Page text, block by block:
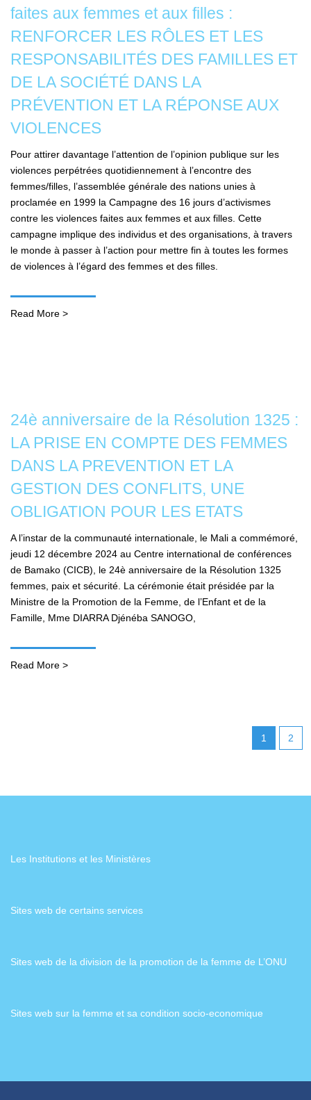
faites aux femmes et aux filles :
RENFORCER LES RÔLES ET LES
RESPONSABILITÉS DES FAMILLES ET
DE LA SOCIÉTÉ DANS LA
PRÉVENTION ET LA RÉPONSE AUX
VIOLENCES
Pour attirer davantage l’attention de l’opinion publique sur les
violences perpétrées quotidiennement à l’encontre des
femmes/filles, l’assemblée générale des nations unies à
proclamée en 1999 la Campagne des 16 jours d’activismes
contre les violences faites aux femmes et aux filles. Cette
campagne implique des individus et des organisations, à travers
le monde à passer à l’action pour mettre fin à toutes les formes
de violences à l’égard des femmes et des filles.
Read More >
24è anniversaire de la Résolution 1325 :
LA PRISE EN COMPTE DES FEMMES
DANS LA PREVENTION ET LA
GESTION DES CONFLITS, UNE
OBLIGATION POUR LES ETATS
A l’instar de la communauté internationale, le Mali a commémoré,
jeudi 12 décembre 2024 au Centre international de conférences
de Bamako (CICB), le 24è anniversaire de la Résolution 1325
femmes, paix et sécurité. La cérémonie était présidée par la
Ministre de la Promotion de la Femme, de l’Enfant et de la
Famille, Mme DIARRA Djénéba SANOGO,
Read More >
1 2
Les Institutions et les Ministères
Sites web de certains services
Sites web de la division de la promotion de la femme de L’ONU
Sites web sur la femme et sa condition socio-economique